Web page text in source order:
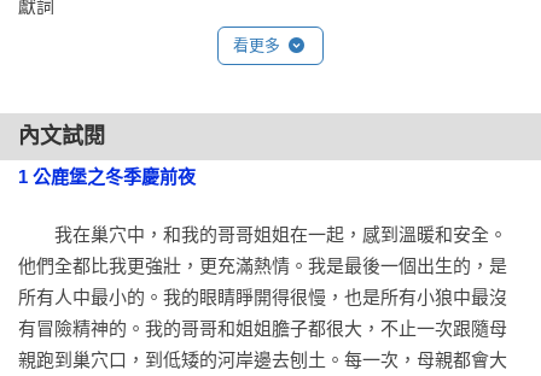
獻詞
21文德里亞
22正面迎擊
24分道揚鑣
25紅雪
26手套
27餘波
28後果
看更多
內文試閱
1 公鹿堡之冬季慶前夜
我在巢穴中，和我的哥哥姐姐在一起，感到溫暖和安全。
他們全都比我更強壯，更充滿熱情。我是最後一個出生的，是
所有人中最小的。我的眼睛睜開得很慢，也是所有小狼中最沒
有冒險精神的。我的哥哥和姐姐膽子都很大，不止一次跟隨母
親跑到巢穴口，到低矮的河岸邊去刨土。每一次，母親都會大